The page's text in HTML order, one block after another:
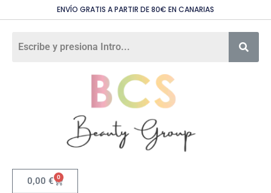
ENVÍO GRATIS A PARTIR DE 80€ EN CANARIAS
0,00 € 0